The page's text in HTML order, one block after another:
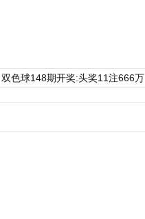
双色球148期开奖:头奖11注666万